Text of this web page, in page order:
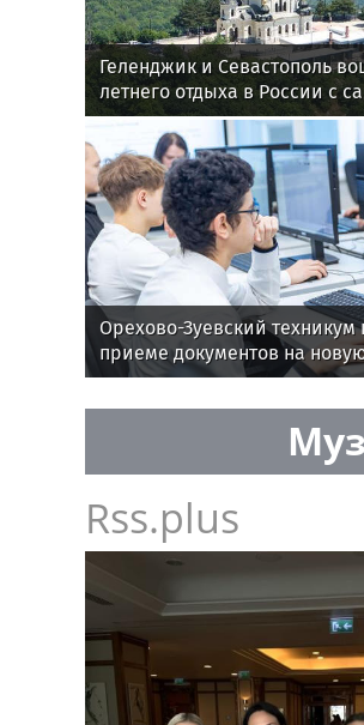
Геленджик и Севастополь
летнего отдыха в России с
воздухом
Орехово-Зуевский
приеме документов на
Rss.plus